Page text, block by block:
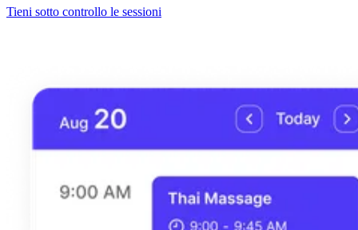
Tieni sotto controllo le sessioni